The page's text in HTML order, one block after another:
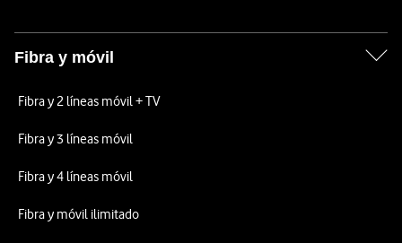
Fibra y móvil
Fibra y 2 líneas móvil + TV
Fibra y 3 líneas móvil
Fibra y 4 líneas móvil
Fibra y móvil ilimitado